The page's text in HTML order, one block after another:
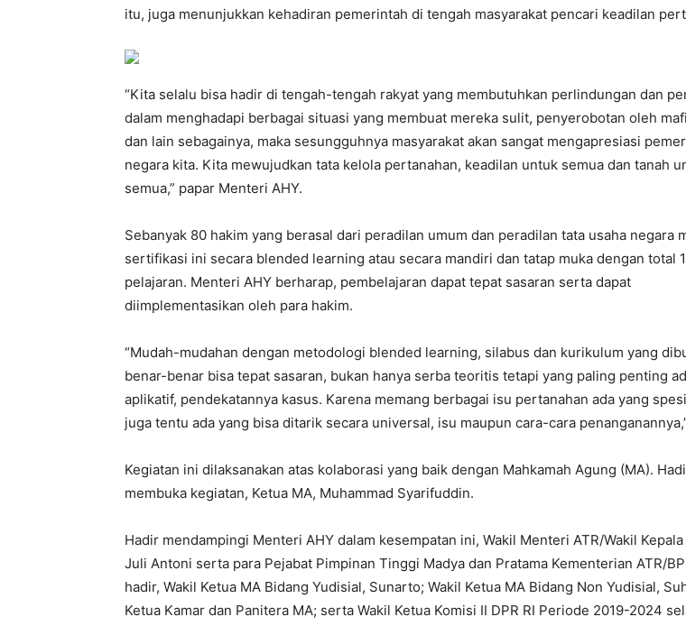
itu, juga menunjukkan kehadiran pemerintah di tengah masyarakat pencari keadilan
“Kita selalu bisa hadir di tengah-tengah rakyat yang membutuhkan perlindungan dan
dalam menghadapi berbagai situasi yang membuat mereka sulit, penyerobotan oleh
dan lain sebagainya, maka sesungguhnya masyarakat akan sangat mengapresiasi
negara kita. Kita mewujudkan tata kelola pertanahan, keadilan untuk semua dan tanah
semua,” papar Menteri AHY.
Sebanyak 80 hakim yang berasal dari peradilan umum dan peradilan tata usaha negara
sertifikasi ini secara blended learning atau secara mandiri dan tatap muka dengan total
pelajaran. Menteri AHY berharap, pembelajaran dapat tepat sasaran serta dapat
diimplementasikan oleh para hakim.
“Mudah-mudahan dengan metodologi blended learning, silabus dan kurikulum yang
benar-benar bisa tepat sasaran, bukan hanya serba teoritis tetapi yang paling penting
aplikatif, pendekatannya kasus. Karena memang berbagai isu pertanahan ada yang
juga tentu ada yang bisa ditarik secara universal, isu maupun cara-cara
Kegiatan ini dilaksanakan atas kolaborasi yang baik dengan Mahkamah Agung (MA).
membuka kegiatan, Ketua MA, Muhammad Syarifuddin.
Hadir mendampingi Menteri AHY dalam kesempatan ini, Wakil Menteri ATR/Wakil Kepala
Juli Antoni serta para Pejabat Pimpinan Tinggi Madya dan Pratama Kementerian ATR/
hadir, Wakil Ketua MA Bidang Yudisial, Sunarto; Wakil Ketua MA Bidang Non Yudisial,
Ketua Kamar dan Panitera MA; serta Wakil Ketua Komisi II DPR RI Periode 2019-2024